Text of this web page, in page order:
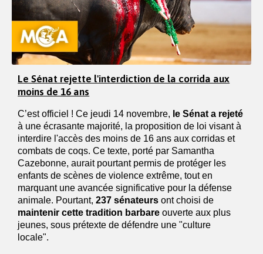
Le Sénat rejette l'interdiction de la corrida aux
moins de 16 ans
C’est officiel ! Ce jeudi 14 novembre, le Sénat a rejeté
à une écrasante majorité, la proposition de loi visant à
interdire l'accès des moins de 16 ans aux corridas et
combats de coqs. Ce texte, porté par Samantha
Cazebonne, aurait pourtant permis de protéger les
enfants de scènes de violence extrême, tout en
marquant une avancée significative pour la défense
animale. Pourtant, 237 sénateurs
maintenir cette tradition barbare ouverte aux plus
jeunes, sous prétexte de défendre une "culture
locale".